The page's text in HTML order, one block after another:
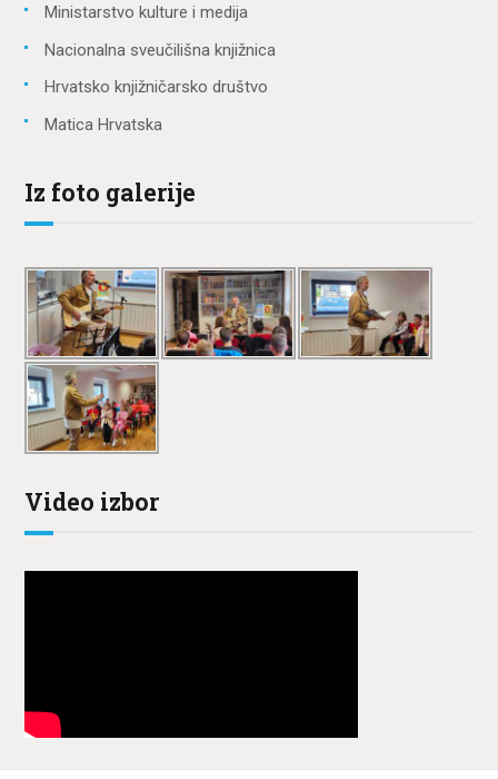
Ministarstvo kulture i medija
Nacionalna sveučilišna knjižnica
Hrvatsko knjižničarsko društvo
Matica Hrvatska
Iz foto galerije
Video izbor